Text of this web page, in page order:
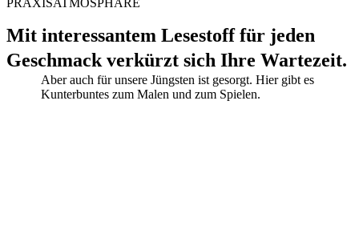
PRAXISATMOSPHÄRE
Mit interessantem Lesestoff für jeden
Geschmack verkürzt sich Ihre Wartezeit.
Aber auch für unsere Jüngsten ist gesorgt. Hier gibt es
Kunterbuntes zum Malen und zum Spielen.